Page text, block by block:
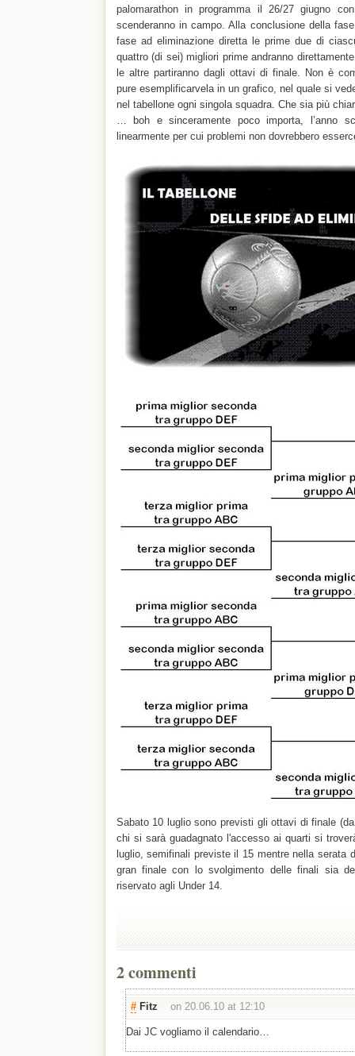
palomarathon in programma il 26/27 giugno
scenderanno in campo. Alla conclusione della
fase ad eliminazione diretta le prime due di
quattro (di sei) migliori prime andranno
le altre partiranno dagli ottavi di finale. Non è
pure esemplificarvela in un grafico, nel quale si
nel tabellone ogni singola squadra. Che sia più
… boh e sinceramente poco importa, l’anno
linearmente per cui problemi non dovrebbero
Sabato 10 luglio sono previsti gli ottavi di finale
chi si sarà guadagnato l'accesso ai quarti si
luglio, semifinali previste il 15 mentre nella serata
gran finale con lo svolgimento delle finali sia
riservato agli Under 14.
2 commenti
# Fitz on 20.06.10 at 12:10
Dai JC vogliamo il calendario…